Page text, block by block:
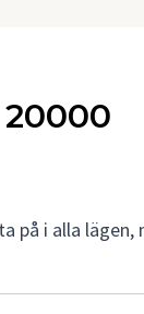
på i alla lägen,